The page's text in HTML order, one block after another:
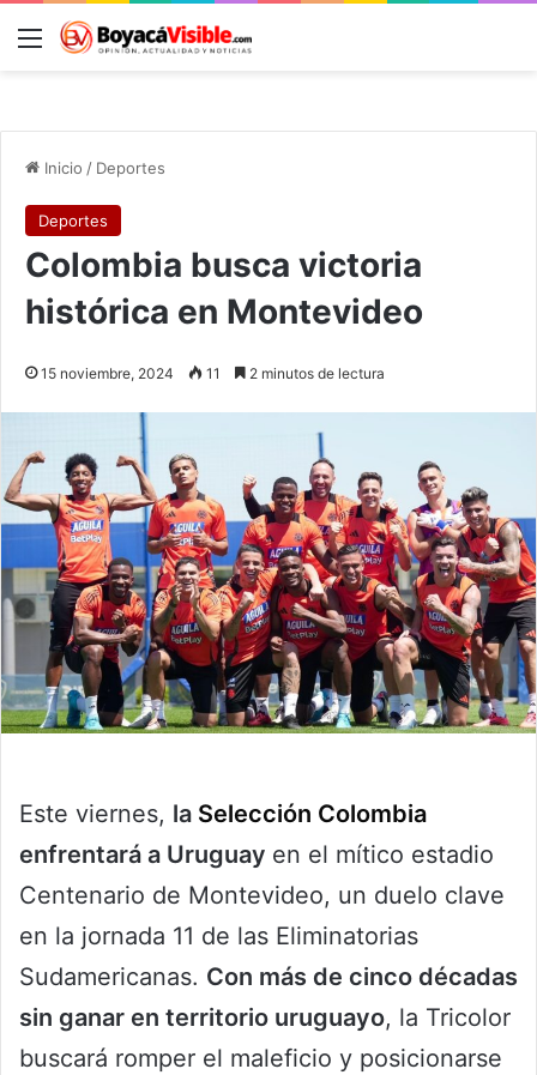
Menú
Inicio / Deportes
Deportes
Colombia busca victoria
histórica en Montevideo
15 noviembre, 2024 11 2 minutos de lectura
Este viernes, la Selección Colombia
enfrentará a Uruguay en el mítico estadio
Centenario de Montevideo, un duelo clave
en la jornada 11 de las Eliminatorias
Sudamericanas. Con más de cinco décadas
sin ganar en territorio uruguayo, la Tricolor
buscará romper el maleficio y posicionarse